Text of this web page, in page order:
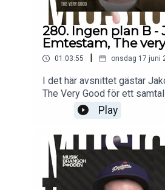
280. Ingen plan B -
Emtestam, The
01:03:55 | onsdag 17 juni
I det här avsnittet gästar
The Very Good för ett
musikbolag, skapa
navigera i en bransch där
en rak linje. Vi pratar om
någon plan B, hur pitching
kulisserna, varför vissa låtar
hitta rätt hem och vad som
vid en idé när resultaten
Play